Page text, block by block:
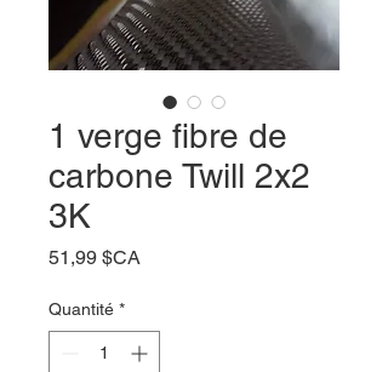
1 verge fibre de
carbone Twill 2x2
3K
51,99 $CA
Quantité *